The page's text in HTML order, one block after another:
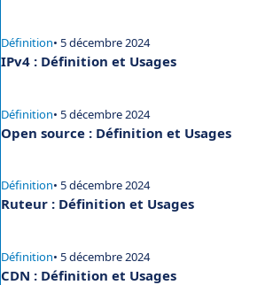
Définition• 5 décembre 2024
IPv4 : Définition et Usages
Définition• 5 décembre 2024
Open source : Définition et Usages
Définition• 5 décembre 2024
Ruteur : Définition et Usages
Définition• 5 décembre 2024
CDN : Définition et Usages